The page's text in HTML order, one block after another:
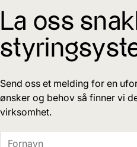
La oss
Send oss et melding for en
ønsker og behov så finner vi
virksomhet.